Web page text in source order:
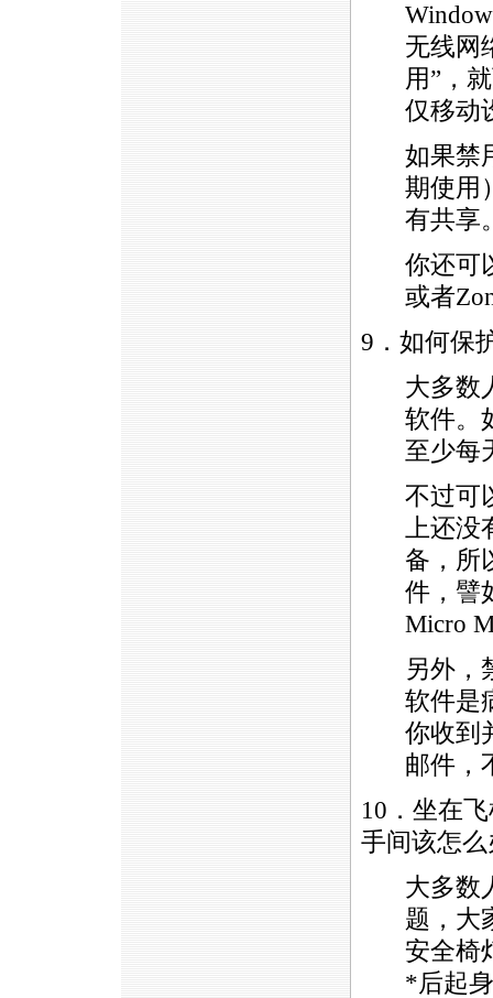
无线网
用”，
仅移动
如果禁
期使用
有共享
你还可
或者
9．如何保
大多数
软件。
至少每
不过可
上还没
备，所
件，譬
Micro
另外，
软件是
你收到
邮件，
10．坐在
手间该怎
大多数
题，大
安全椅
*后起